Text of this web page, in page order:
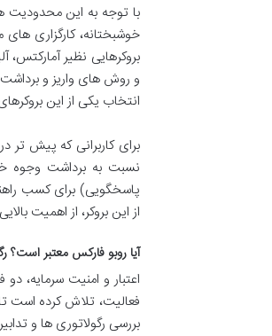
با توجه به این محدودیت
خوشبختانه، کارگزاری
بروکرهایی نظیر آمارکتس،
و روش های واریز و
انتخاب یکی از این
برای کاربرانی که پیش
نسبت به برداشت وجوه
پاسخگویی) برای کسب
از این بروکر، از اهمیت
آیا روبو فارکس معتبر است؟
اعتبار و امنیت سرمایه،
فعالیت، تلاش کرده است
بررسی رگولاتوری ها و